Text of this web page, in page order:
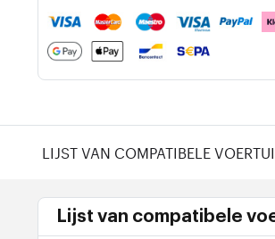
LIJST VAN COMPATIBELE
Lijst van compatibele